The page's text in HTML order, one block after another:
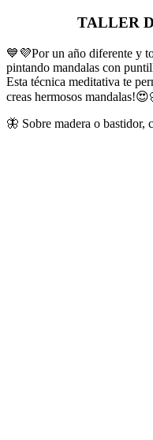
TALLER
💙💜Por un año diferente y
pintando mandalas con
Esta técnica meditativa te
creas hermosos
🦋 Sobre madera o bastidor,